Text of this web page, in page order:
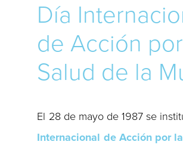
Día
de Acción
Salud de la
El 28 de mayo de 1987 se
Internacional de Acción por